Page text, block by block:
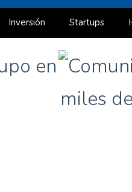
Inversión Startups
Nivel Básico: Cómo
en
miles